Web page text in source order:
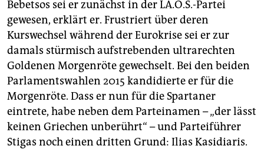
Bebetsos sei er zunächst in der LA.O.S.-Partei
gewesen, erklärt er. Frustriert über deren
Kurswechsel während der Eurokrise sei er zur
damals stürmisch aufstrebenden ultrarechten
Goldenen Morgenröte gewechselt. Bei den beiden
Parlamentswahlen 2015 kandidierte er für die
Morgenröte. Dass er nun für die Spartaner
eintrete, habe neben dem Parteinamen – „der lässt
keinen Griechen unberührt“ – und Parteiführer
Stigas noch einen dritten Grund: Ilias Kasidiaris.